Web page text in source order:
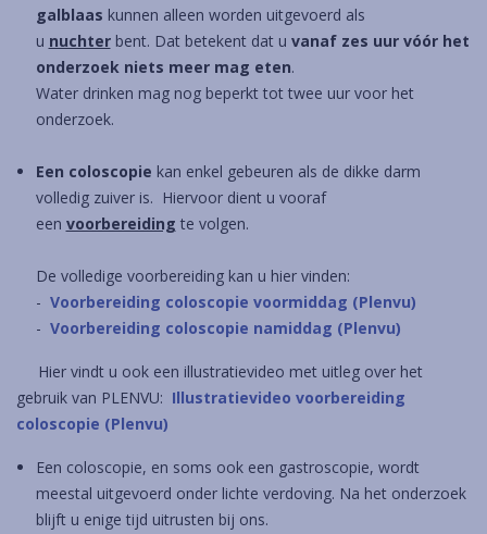
galblaas kunnen alleen worden uitgevoerd als
u nuchterbent. Dat betekent dat u vanaf zes uur vóór het
onderzoek niets meer mag eten.
Water drinken mag nog beperkt tot twee uur voor het
onderzoek.
Een coloscopie kan enkel gebeuren als de dikke darm
volledig zuiver is. Hiervoor dient u vooraf
een voorbereiding te volgen.
De volledige voorbereiding kan u hier vinden:
- Voorbereiding coloscopie voormiddag (Plenvu)
- Voorbereiding coloscopie namiddag (Plenvu)
Hier vindt u ook een illustratievideo met uitleg over het
gebruik van PLENVU: Illustratievideo voorbereiding
coloscopie (Plenvu)
Een coloscopie, en soms ook een gastroscopie, wordt
meestal uitgevoerd onder lichte verdoving. Na het onderzoek
blijft u enige tijd uitrusten bij ons.